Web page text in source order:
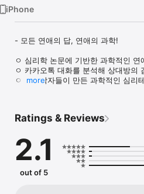
iPhone
- 모든 연애의 답, 연애의 과학!
ㅇ 심리학 논문에 기반한 과학적인 연
ㅇ 카카오톡 대화를 분석해 상대방의
ㅇ 심리학자들이 만든 과학적인 심리
다들 자신의 경험담을 마치 법칙인 것
문제는 이들의 말이 진짜인지 아무도
연애의 과학에는 “진짜 연애 전문가”
more
Ratings & Reviews
2.1
out of 5